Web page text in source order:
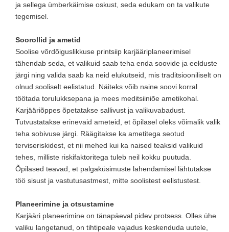
ja sellega ümberkäimise oskust, seda edukam on ta valikute
tegemisel.
Soorollid ja ametid
Soolise võrdõiguslikkuse printsiip karjääriplaneerimisel
tähendab seda, et valikuid saab teha enda soovide ja eelduste
järgi ning valida saab ka neid elukutseid, mis traditsiooniliselt on
olnud sooliselt eelistatud. Näiteks võib naine soovi korral
töötada torulukksepana ja mees meditsiiniõe ametikohal.
Karjääriõppes õpetatakse sallivust ja valikuvabadust.
Tutvustatakse erinevaid ameteid, et õpilasel oleks võimalik valik
teha sobivuse järgi. Räägitakse ka ametitega seotud
terviseriskidest, et nii mehed kui ka naised teaksid valikuid
tehes, milliste riskifaktoritega tuleb neil kokku puutuda.
Õpilased teavad, et palgaküsimuste lahendamisel lähtutakse
töö sisust ja vastutusastmest, mitte soolistest eelistustest.
Planeerimine ja otsustamine
Karjääri planeerimine on tänapäeval pidev protsess. Olles ühe
valiku langetanud, on tihtipeale vajadus keskenduda uutele,